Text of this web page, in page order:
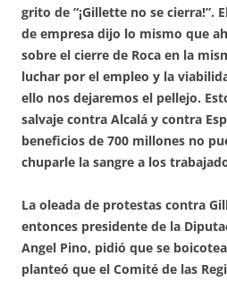
grito de “¡Gillette no se cierra!”.
de empresa dijo lo mismo que
sobre el cierre de Roca en la
luchar por el empleo y la
ello nos dejaremos el pellejo.
salvaje contra Alcalá y contra
beneficios de 700 millones no
chuparle la sangre a los
La oleada de protestas contra
entonces presidente de la
Angel Pino, pidió que se
planteó que el Comité de las